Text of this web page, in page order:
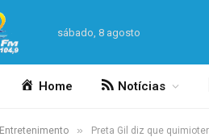
sábado, 8 agosto
Home Notícias
Entretenimento » Preta Gil diz que